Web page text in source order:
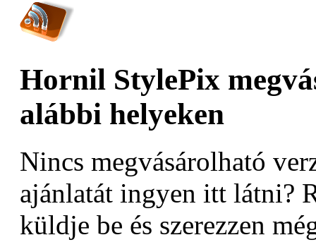
Hornil StylePix
alábbi helyeken
Nincs megvásárolható
ajánlatát ingyen itt látni?
küldje be és szerezzen